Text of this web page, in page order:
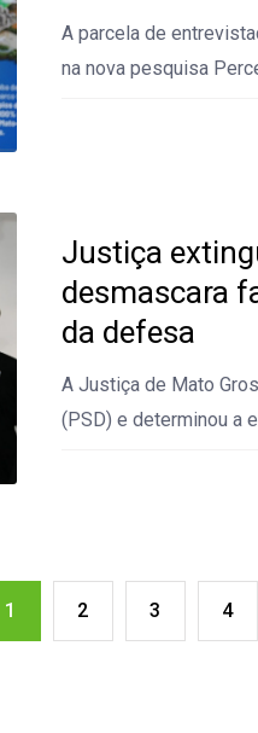
A parcela de
na nova pesquisa
Justiça
desmascara
da defesa
A Justiça de Mato
(PSD) e determinou a
1 2 3 4